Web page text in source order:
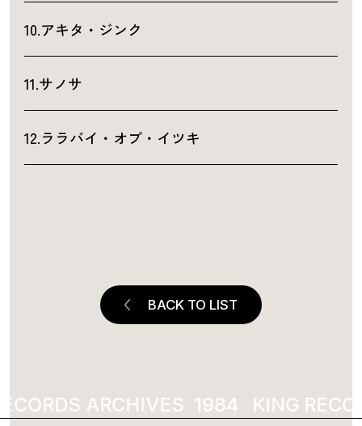
10.アキタ・ジンク
11.サノサ
12.ララバイ・オブ・イツキ
BACK TO LIST
ARCHIVES 1984 KING